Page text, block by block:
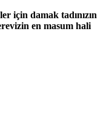
için damak tadınızın
en masum hali